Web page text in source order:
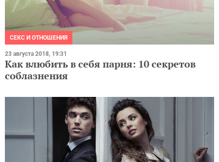
СЕКС И ОТНОШЕНИЯ
23 августа 2018, 19:31
Как влюбить в себя парня: 10 секретов
соблазнения